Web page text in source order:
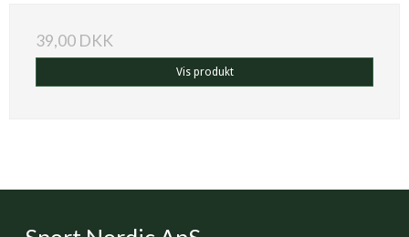
39,00 DKK
Vis produkt